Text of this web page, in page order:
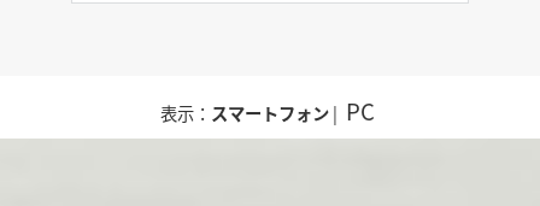
表示： スマートフォン| PC